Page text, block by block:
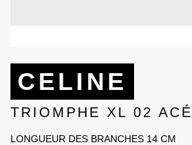
CELINE
TRIOMPHE XL 02
LONGUEUR DES BRANCHES 14 CM